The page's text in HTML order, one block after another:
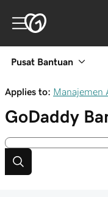
Pusat Bantuan
Applies to: Manajemen
GoDaddy